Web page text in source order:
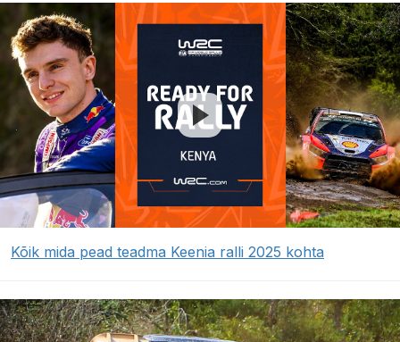
Kõik mida pead teadma Keenia ralli 2025 kohta